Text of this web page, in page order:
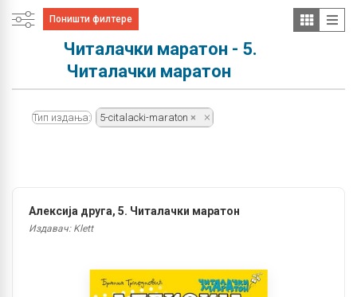
Поништи филтере
Читалачки маратон - 5.
Читалачки маратон
Тип издања: 5-citalacki-maraton
Алексија друга, 5. Читалачки маратон
Издавач: Klett